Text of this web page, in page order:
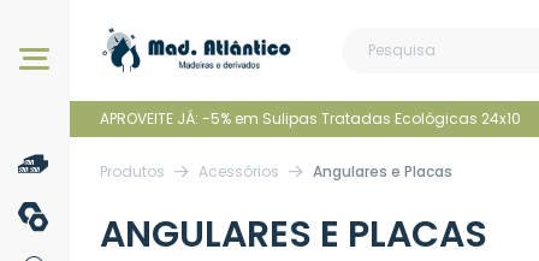
APROVEITE JÁ: -5% em Sulipas Tratadas Ecológicas 24x10
Os nossos produtos
Produtos Acessórios Angulares e Placas
ANGULARES E PLACAS